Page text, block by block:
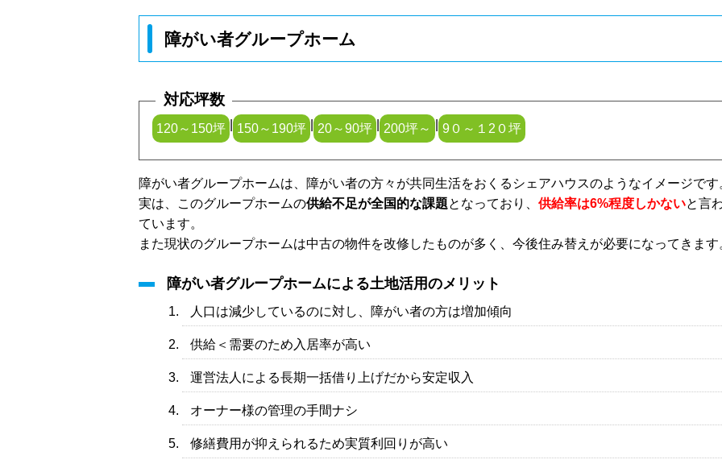
障がい者グループホーム
対応坪数
120～150坪 150～190坪 20～90坪 200坪～ 9０～１2０坪
障がい者グループホームは、障がい者の方々が共同生活をおくるシェアハウスのようなイメージです
実は、このグループホームの供給不足が全国的な課題となっており、 供給率は6%程度しかないと言
ています。
また現状のグループホームは中古の物件を改修したものが多く、今後住み替えが必要になってきます
障がい者グループホームによる土地活用のメリット
人口は減少しているのに対し、障がい者の方は増加傾向
供給＜需要のため入居率が高い
運営法人による長期一括借り上げだから安定収入
オーナー様の管理の手間ナシ
修繕費用が抑えられるため実質利回りが高い